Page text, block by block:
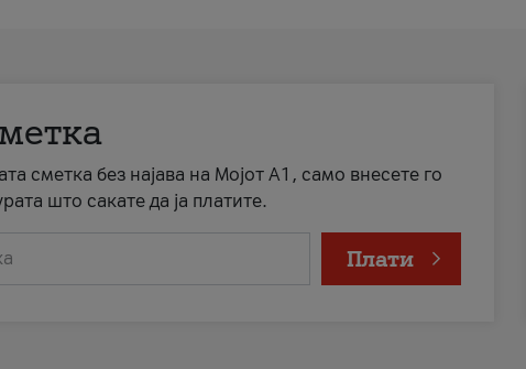
сметка без најава на Мојот А1, само внесете го
што сакате да ја платите.
Плати